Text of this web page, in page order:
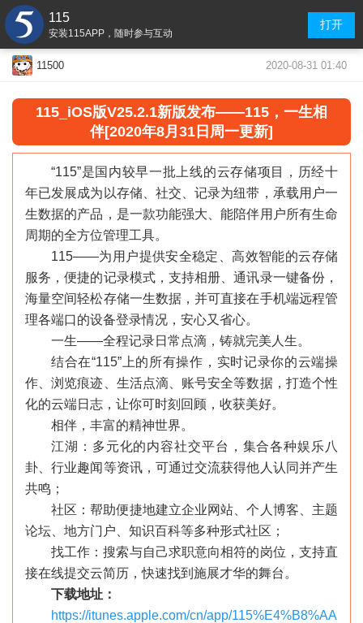
115
安装115APP，随时参与互动
打开
11500 2020-08-31 01:40
115 iOS版V25.2.1新版发布——115，一生相
伴[2020年8月31日周一更新]
“115”是国内较早一批上线的云存储项目，历经十
年已发展成为以存储、社交、记录为纽带，承载用户一
生数据的产品，是一款功能强大、能陪伴用户所有生命
周期的全方位管理工具。
115——为用户提供安全稳定、高效智能的云存储
服务，便捷的记录模式，支持相册、通讯录一键备份，
海量空间轻松存储一生数据，并可直接在手机端远程管
理各端口的设备登录情况，安心又省心。
一生——全程记录日常点滴，铸就完美人生。
结合在“115”上的所有操作，实时记录你的云端操
作、浏览痕迹、生活点滴、账号安全等数据，打造个性
化的云端日志，让你可时刻回顾，收获美好。
相伴，丰富的精神世界。
江湖：多元化的内容社交平台，集合各种娱乐八
卦、行业趣闻等资讯，可通过交流获得他人认同并产生
共鸣；
社区：帮助便捷地建立企业网站、个人博客、主题
论坛、地方门户、知识百科等多种形式社区；
找工作：搜索与自己求职意向相符的岗位，支持直
接在线提交云简历，快速找到施展才华的舞台。
下载地址：
https://itunes.apple.com/cn/app/115%E4%B8%AA